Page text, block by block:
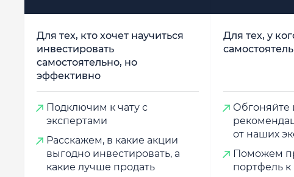
Для тех, кто хочет научиться
инвестировать
самостоятельно, но
эффективно
Подключим к чату с
экспертами
Расскажем, в какие акции
выгодно инвестировать, а
какие лучше продать
Для тех, у
Обгоняйте
от наших
Поможем
портфель